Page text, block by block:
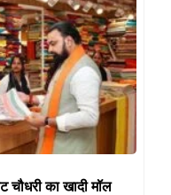
चौधरी का खादी मॉल